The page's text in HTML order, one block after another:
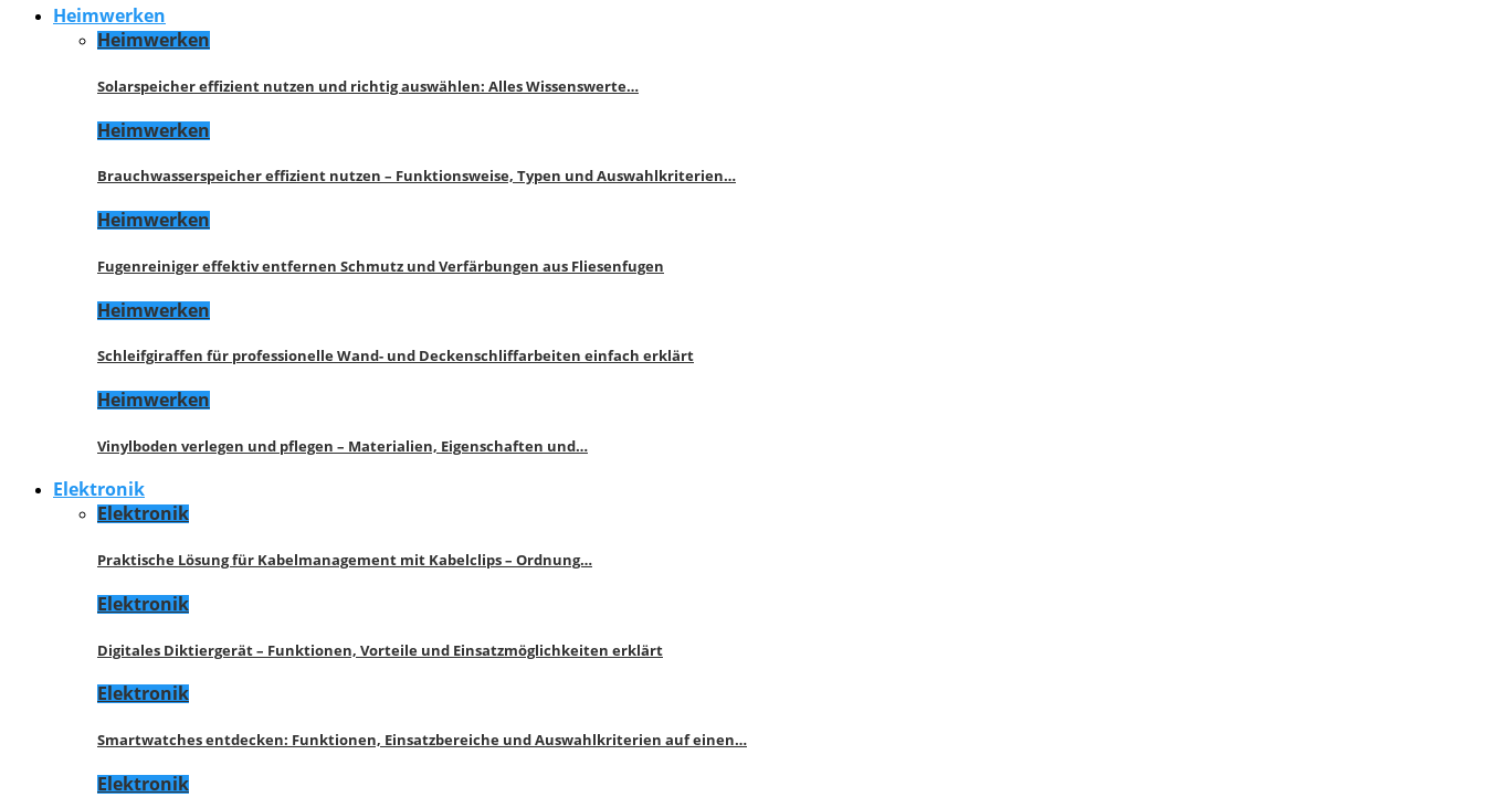
Heimwerken
Heimwerken
Solarspeicher effizient nutzen und richtig auswählen: Alles Wissenswerte…
Heimwerken
Brauchwasserspeicher effizient nutzen – Funktionsweise, Typen und Auswahlkriterien…
Heimwerken
Fugenreiniger effektiv entfernen Schmutz und Verfärbungen aus Fliesenfugen
Heimwerken
Schleifgiraffen für professionelle Wand- und Deckenschliffarbeiten einfach erklärt
Heimwerken
Vinylboden verlegen und pflegen – Materialien, Eigenschaften und…
Elektronik
Elektronik
Praktische Lösung für Kabelmanagement mit Kabelclips – Ordnung…
Elektronik
Digitales Diktiergerät – Funktionen, Vorteile und Einsatzmöglichkeiten erklärt
Elektronik
Smartwatches entdecken: Funktionen, Einsatzbereiche und Auswahlkriterien auf einen…
Elektronik